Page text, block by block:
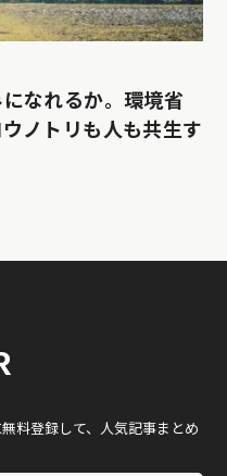
なれるか。環境省
ノトリも人も共生す
料登録して、人気記事まとめ